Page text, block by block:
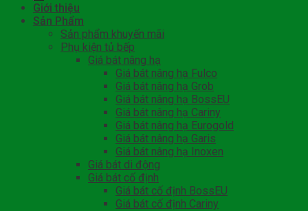
Giới thiệu
Sản Phẩm
Sản phẩm khuyến mãi
Phụ kiện tủ bếp
Giá bát nâng hạ
Giá bát nâng hạ Fulco
Giá bát nâng hạ Grob
Giá bát nâng hạ BossEU
Giá bát nâng hạ Cariny
Giá bát nâng hạ Eurogold
Giá bát nâng hạ Garis
Giá bát nâng hạ Inoxen
Giá bát di động
Giá bát cố định
Giá bát cố định BossEU
Giá bát cố định Cariny